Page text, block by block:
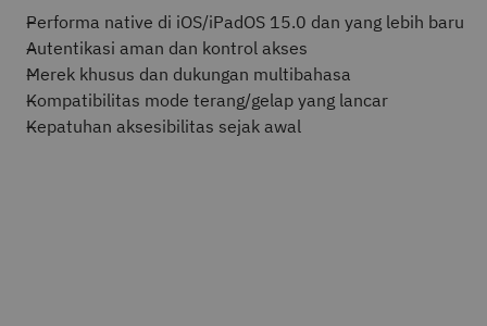
Performa native di iOS/iPadOS 15.0 dan yang lebih baru
Autentikasi aman dan kontrol akses
Merek khusus dan dukungan multibahasa
Kompatibilitas mode terang/gelap yang lancar
Kepatuhan aksesibilitas sejak awal